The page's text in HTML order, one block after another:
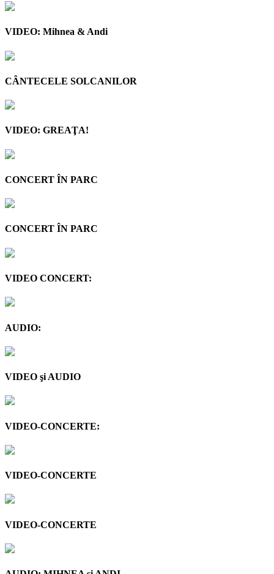
VIDEO: Mihnea & Andi
CÂNTECELE SOLCANILOR
VIDEO: GREAŢA!
CONCERT ÎN PARC
CONCERT ÎN PARC
VIDEO CONCERT:
AUDIO:
VIDEO şi AUDIO
VIDEO-CONCERTE:
VIDEO-CONCERTE
VIDEO-CONCERTE